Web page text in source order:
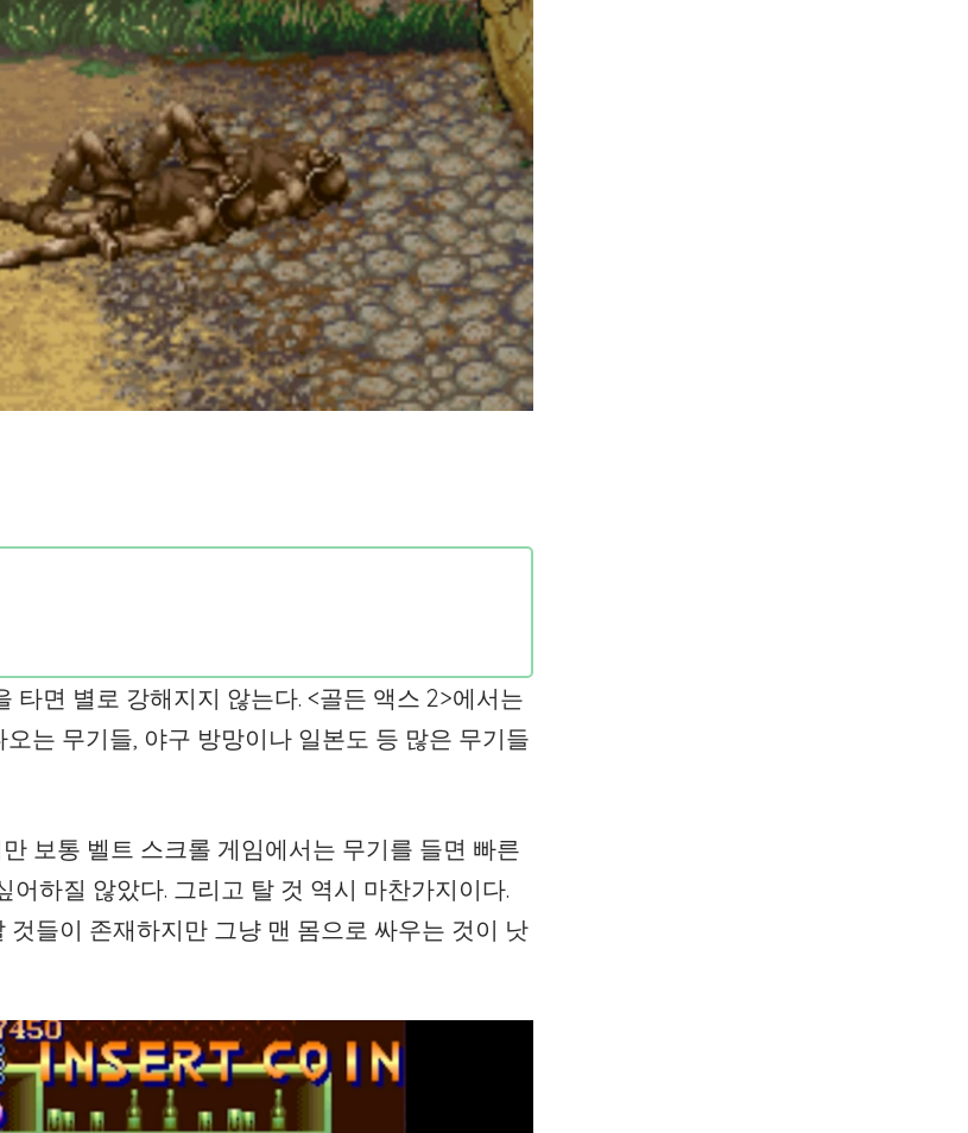
타면 별로 강해지지 않는다. <골든 액스 2>에서는
는 무기들, 야구 방망이나 일본도 등 많은 무기들
보통 벨트 스크롤 게임에서는 무기를 들면 빠른
하질 않았다. 그리고 탈 것 역시 마찬가지이다.
들이 존재하지만 그냥 맨 몸으로 싸우는 것이 낫